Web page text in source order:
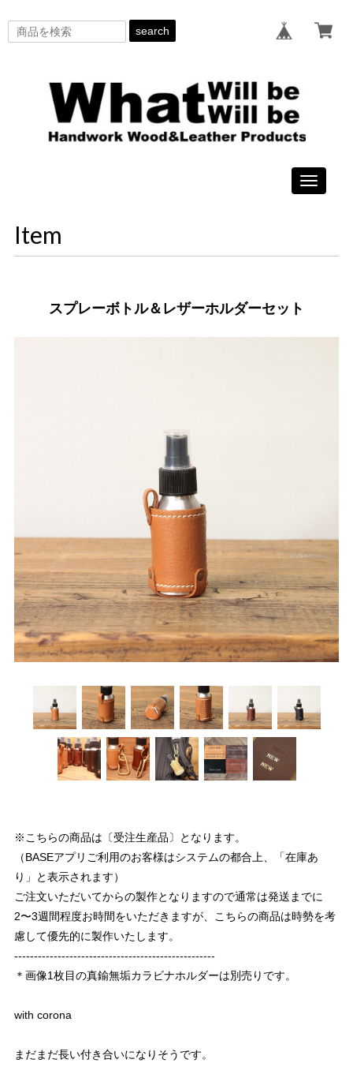
search
Toggle
Item
スプレーボトル＆レザーホルダーセット
※こちらの商品は〔受注生産品〕となります。
（BASEアプリご利用のお客様はシステムの都合上、「在庫あ
り」と表示されます）
ご注文いただいてからの製作となりますので通常は発送までに
2〜3週間程度お時間をいただきますが、こちらの商品は時勢を考
慮して優先的に製作いたします。
---------------------------------------------------
＊画像1枚目の真鍮無垢カラビナホルダーは別売りです。
with corona
まだまだ長い付き合いになりそうです。